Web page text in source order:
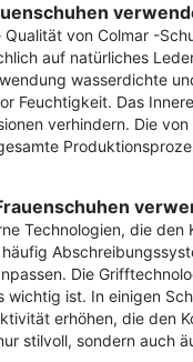
von Colmar -
auf natürliches
wasserdichte
Feuchtigkeit. Das
verhindern. Die
Technologien, die
Die
ist. In einigen
erhöhen, die den
stilvoll, sondern auch